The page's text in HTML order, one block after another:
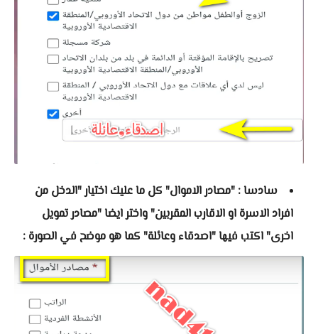
سادسا : "مصادر الاموال" كل ما عليك اختيار "الدخل من
افراد الاسرة او الاقارب المقربين" واختر ايضا "مصادر تمويل
اخرى" اكتب فيها "اصدقاء وعائلة" كما هو موضح في الصورة :